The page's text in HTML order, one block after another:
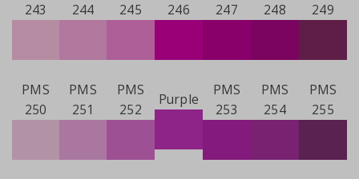
243
244
245
246
247
248
249
PMS
250
PMS
251
PMS
252
Purple
PMS
253
PMS
254
PMS
255